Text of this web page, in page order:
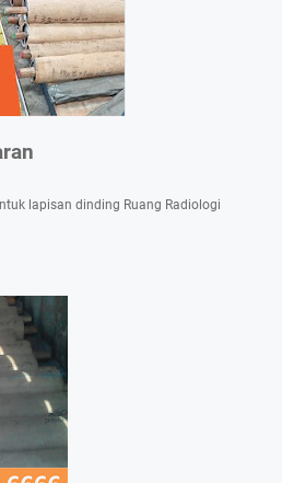
lapisan dinding Ruang Radiologi